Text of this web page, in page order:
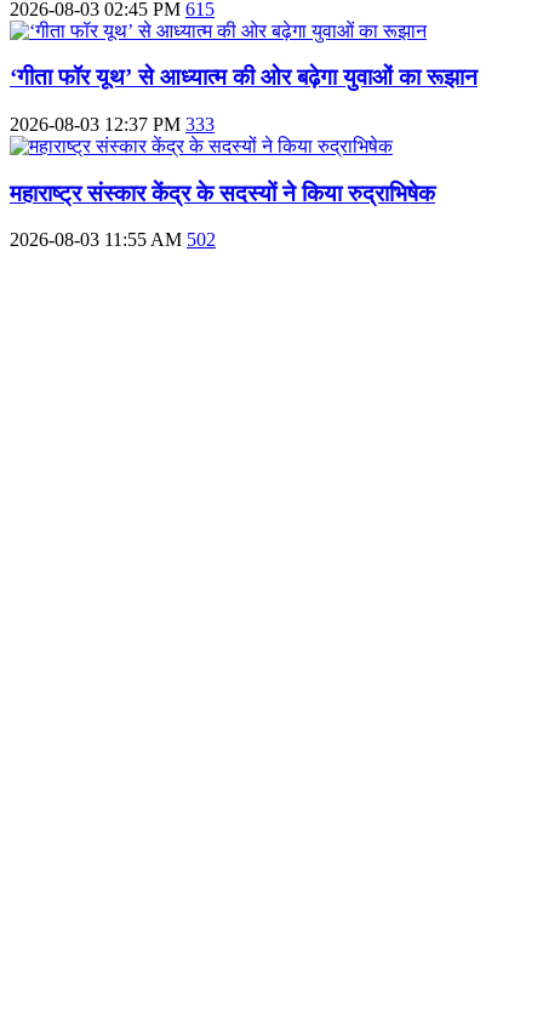
2026-08-03 02:45 PM 615
‘गीता फॉर यूथ’ से आध्यात्म की ओर बढ़ेगा युवाओं का रूझान
2026-08-03 12:37 PM 333
महाराष्ट्र संस्कार केंद्र के सदस्यों ने किया रुद्राभिषेक
2026-08-03 11:55 AM 502